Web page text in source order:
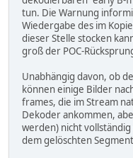
tun. Die Warnung
Wiedergabe des im
dieser Stelle stocken
groß der POC-
Unabhängig davon, ob
können einige Bilder
frames, die im Stream
Dekoder ankommen,
werden) nicht
dem gelöschten